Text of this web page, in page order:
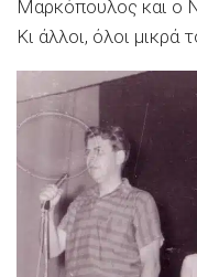
Μαρκόπουλος και ο
Κι άλλοι, όλοι μικρά